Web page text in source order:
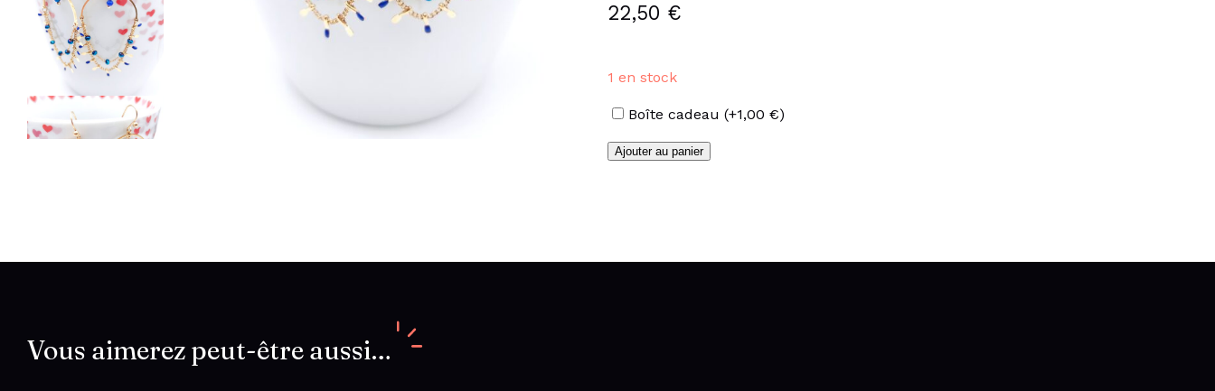
22,50 €
1 en stock
Options
Boîte cadeau (+1,00 €)
quantité
Ajouter au panier
Vous aimerez peut-être aussi…